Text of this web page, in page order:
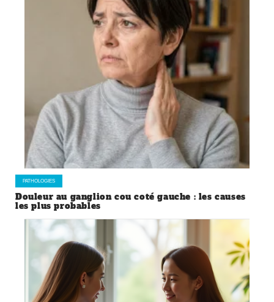
PATHOLOGIES
Douleur au ganglion cou coté gauche : les causes
les plus probables